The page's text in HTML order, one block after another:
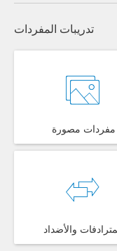
تدريبات المفردات
مفردات مصورة
والأضداد